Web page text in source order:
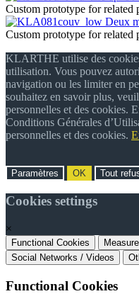
Custom prototype for related
Deux
Custom prototype for related
KLARTHE utilise des
utilisation. Vous pouvez
navigation ou les limiter en
souhaitez en savoir plus,
personnelles et des cookies.
Conditions Générales
personnelles et des cookies.
Paramètres OK Tout
Cookies settings
×
Functional Cookies
Social Networks / Videos
Functional Cookies